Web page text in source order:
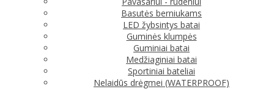
Basutės berniukams
LED žybsintys batai
Guminės klumpės
Guminiai batai
Medžiaginiai batai
Sportiniai bateliai
Nelaidūs drėgmei (WATERPROOF)